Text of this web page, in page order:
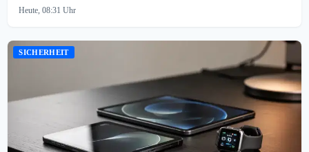
Heute, 08:31 Uhr
SICHERHEIT